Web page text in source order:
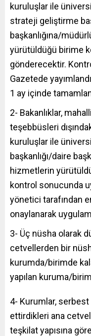
kuruluşlar ile
strateji geliştirme
başkanlığına/
yürütüldüğü birime
gönderecektir.
Gazetede
1 ay içinde
2- Bakanlıklar,
teşebbüsleri
kuruluşlar ile
başkanlığı/daire
hizmetlerin
kontrol sonucunda
yönetici tarafından
onaylanarak
3- Üç nüsha olarak
cetvellerden bir
kurumda/birimde
yapılan kuruma/
4- Kurumlar,
ettirdikleri ana
teşkilat yapısına